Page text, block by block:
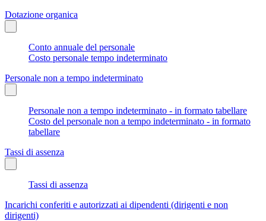
Dotazione organica
Conto annuale del personale
Costo personale tempo indeterminato
Personale non a tempo indeterminato
Personale non a tempo indeterminato - in formato tabellare
Costo del personale non a tempo indeterminato - in formato
tabellare
Tassi di assenza
Tassi di assenza
Incarichi conferiti e autorizzati ai dipendenti (dirigenti e non
dirigenti)